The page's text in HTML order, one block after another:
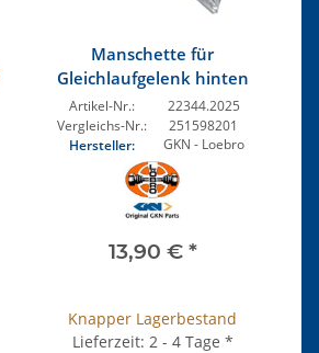
Manschette für
Gleichlaufgelenk hinten
Artikel-Nr.:
22344.2025
Vergleichs-Nr.:
251598201
Hersteller:
GKN - Loebro
13,90 € *
Knapper Lagerbestand
Lieferzeit: 2 - 4 Tage *